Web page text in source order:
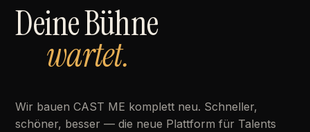
Deine Bühne
wartet.
Wir bauen CAST ME komplett neu. Schneller,
schöner, besser — die neue Plattform für Talents